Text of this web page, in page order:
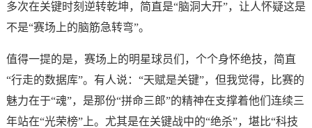
多次在关键时刻逆转乾坤，简直是“脑洞大开”，让人怀疑这是
不是“赛场上的脑筋急转弯”。
值得一提的是，赛场上的明星球员们，个个身怀绝技，简直
“行走的数据库”。有人说：“天赋是关键”，但我觉得，比赛的
魅力在于“魂”，是那份“拼命三郎”的精神在支撑着他们连续三
年站在“光荣榜”上。尤其是在关键战中的“绝杀”，堪比“科技